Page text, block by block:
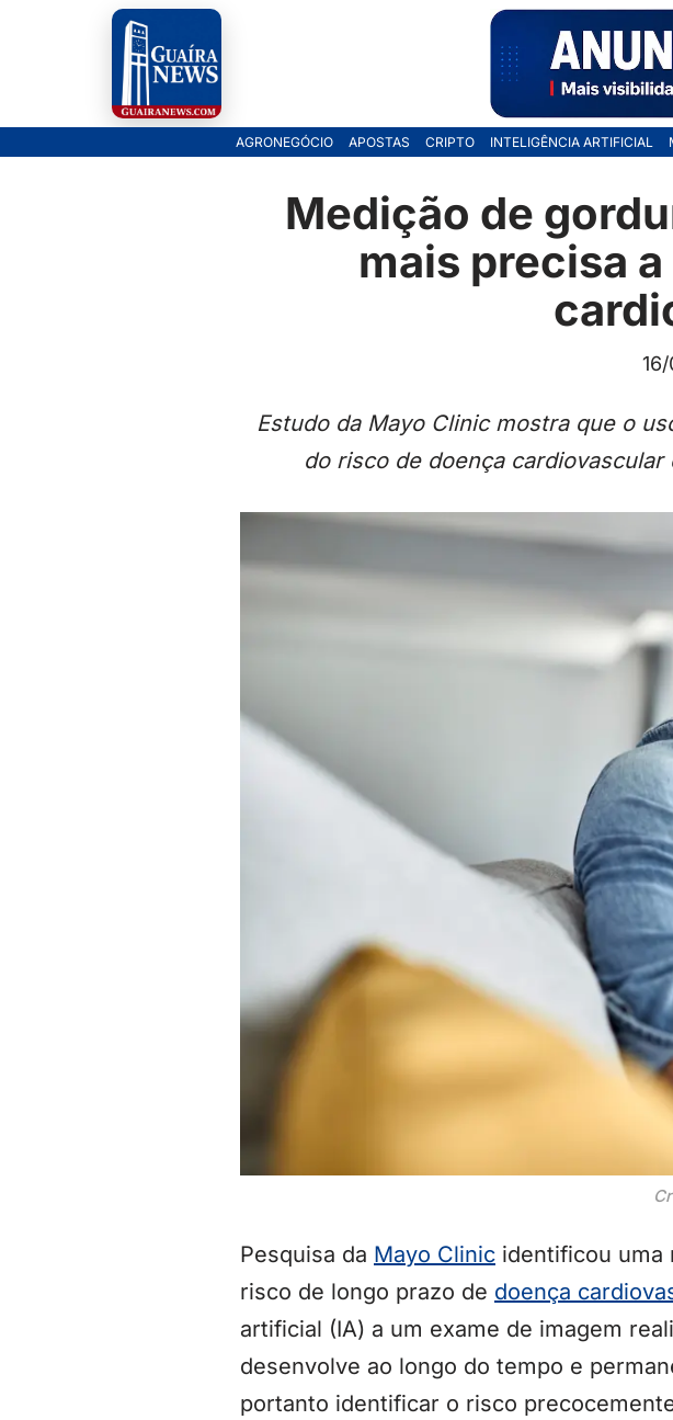
AGRONEGÓCIO APOSTAS CRIPTO INTELIGÊNCIA ARTIFICIAL
Medição de
mais precisa
Estudo da Mayo Clinic mostra que o
do risco de doença
Pesquisa da Mayo Clinic identificou uma
risco de longo prazo de doença
artificial (IA) a um exame de imagem
desenvolve ao longo do tempo e
portanto identificar o risco